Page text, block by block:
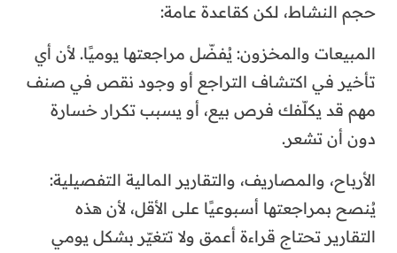
حجم النشاط، لكن كقاعدة عامة:
المبيعات والمخزون: يُفضّل مراجعتها يوميًا. لأن أي
تأخير في اكتشاف التراجع أو وجود نقص في صنف
مهم قد يكلّفك فرص بيع، أو يسبب تكرار خسارة
دون أن تشعر.
الأرباح، والمصاريف، والتقارير المالية التفصيلية:
يُنصح بمراجعتها أسبوعيًا على الأقل، لأن هذه
التقارير تحتاج قراءة أعمق ولا تتغيّر بشكل يومي